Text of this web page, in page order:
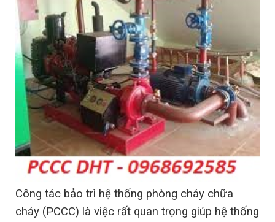
Công tác bảo trì hệ thống phòng cháy chữa
cháy (PCCC) là việc rất quan trọng giúp hệ thống